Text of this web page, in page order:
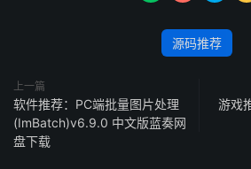
源码推荐
上一篇
软件推荐：PC端批量图片处理
(ImBatch)v6.9.0 中文版蓝奏网
盘下载
游戏